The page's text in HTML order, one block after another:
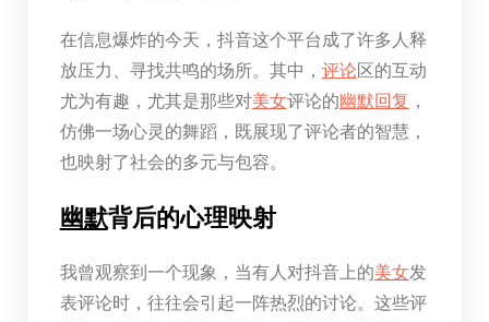
在信息爆炸的今天，抖音这个平台成了许多人释
放压力、寻找共鸣的场所。其中， 评论区的互动
尤为有趣，尤其是那些对美女评论的幽默回复 ，
仿佛一场心灵的舞蹈，既展现了评论者的智慧，
也映射了社会的多元与包容。
幽默背后的心理映射
我曾观察到一个现象，当有人对抖音上的美女发
表评论时，往往会引起一阵热烈的讨论。这些评